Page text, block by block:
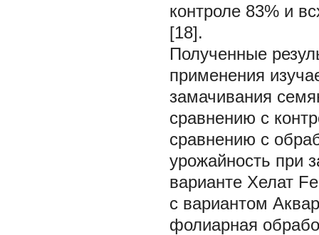
контроле 83% и
[18].
Полученные
применения
замачивания
сравнению с
сравнению с
урожайность при
варианте Хелат
с вариантом
фолиарная